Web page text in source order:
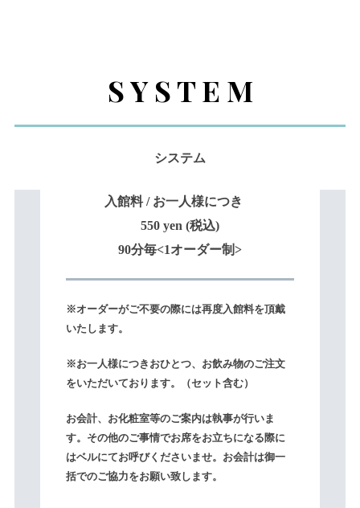
S Y S T E M
システム
入館料 / お一人様につき
550 yen (税込)
90分毎<1オーダー制>
※オーダーがご不要の際には再度入館料を頂戴
いたします。
※お一人様につきおひとつ、お飲み物のご注文
をいただいております。（セット含む）
お会計、お化粧室等のご案内は執事が行いま
す。その他のご事情でお席をお立ちになる際に
はベルにてお呼びくださいませ。お会計は御一
括でのご協力をお願い致します。